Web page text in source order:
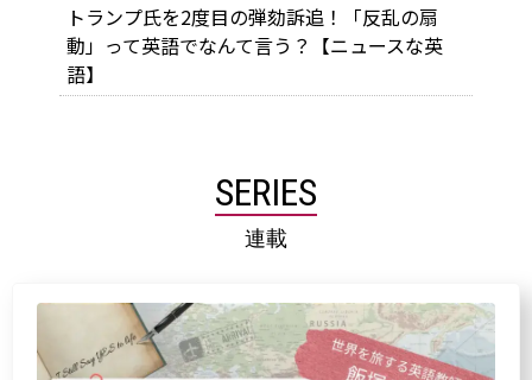
トランプ氏を2度目の弾劾訴追！「反乱の扇
動」って英語でなんて言う？【ニュースな英
語】
SERIES
連載